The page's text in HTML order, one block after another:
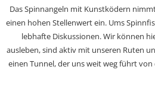
Das Spinnangeln mit Kunstködern
einen hohen Stellenwert ein. Ums
lebhafte Diskussionen. Wir können
ausleben, sind aktiv mit unseren Ruten
einen Tunnel, der uns weit weg führt